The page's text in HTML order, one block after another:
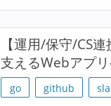
【運用/保守/CS
支えるWebアプ
go github